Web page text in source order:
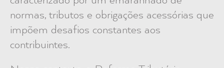
normas, tributos e obrigações acessórias que
impõem desafios constantes aos
contribuintes.